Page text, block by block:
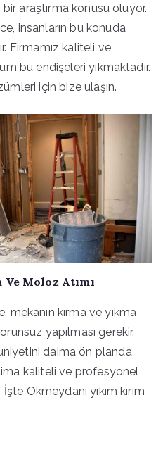
bir araştırma konusu oluyor.
insanların bu konuda
Firmamız kaliteli ve
bu endişeleri yıkmaktadır.
için bize ulaşın.
Ve Moloz Atımı
kırma ve yıkma
yapılması gerekir.
daima ön planda
kaliteli ve profesyonel
Okmeydanı yıkım kırım